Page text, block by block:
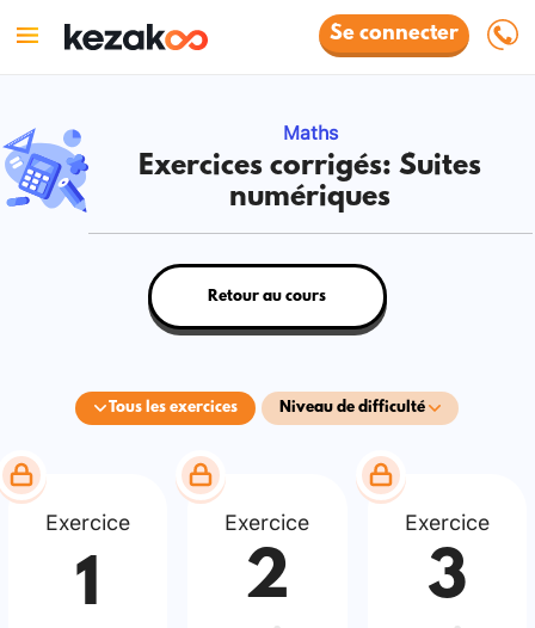
Se connecter
Maths
Exercices corrigés: Suites
numériques
Tous les exercices Niveau de difficulté
Retour au cours
Exercice
1
Exercice
2
Exercice
3